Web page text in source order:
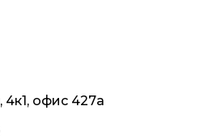
офис 427а